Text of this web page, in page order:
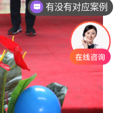
老师可以上面拜访吗？